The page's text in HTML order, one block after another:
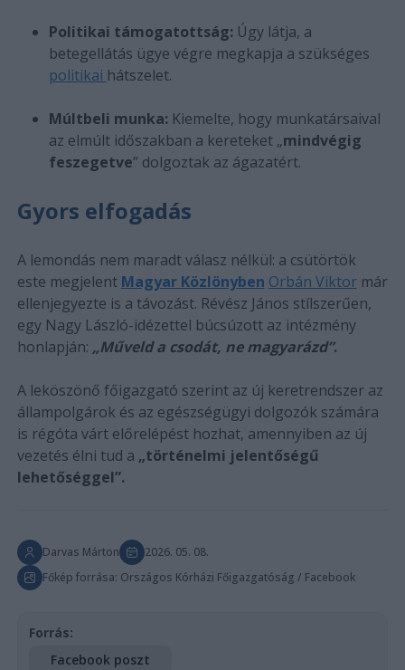
Politikai támogatottság: Úgy látja, a
betegellátás ügye végre megkapja a szükséges
politikai hátszelet.
Múltbeli munka: Kiemelte, hogy munkatársaival
az elmúlt időszakban a kereteket „mindvégig
feszegetve” dolgoztak az ágazatért.
Gyors elfogadás
A lemondás nem maradt válasz nélkül: a csütörtök
este megjelent Magyar Közlönyben Orbán Viktormár
ellenjegyezte is a távozást. Révész János stílszerűen,
egy Nagy László-idézettel búcsúzott az intézmény
honlapján: „Műveld a csodát, ne magyarázd”.
A leköszönő főigazgató szerint az új keretrendszer az
állampolgárok és az egészségügyi dolgozók számára
is régóta várt előrelépést hozhat, amennyiben az új
vezetés élni tud a „történelmi jelentőségű
lehetőséggel”.
Darvas Márton
2026. 05. 08.
Főkép forrása: Országos Kórházi Főigazgatóság / Facebook
Forrás:
Facebook poszt